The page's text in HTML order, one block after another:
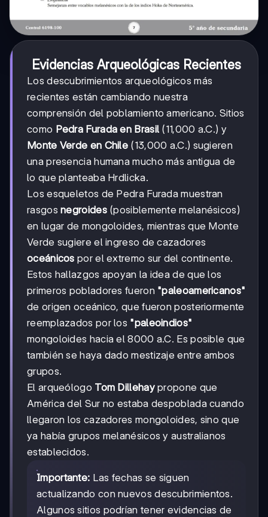
Evidencias Arqueológicas Recientes
Los descubrimientos arqueológicos más
recientes están cambiando nuestra
comprensión del poblamiento americano. Sitios
como Pedra Furada en Brasil (11,000 a.C.) y
Monte Verde en Chile (13,000 a.C.) sugieren
una presencia humana mucho más antigua de
lo que planteaba Hrdlicka.
Los esqueletos de Pedra Furada muestran
rasgosnegroides(posiblemente melanésicos)
en lugar de mongoloides, mientras que Monte
Verde sugiere el ingreso de cazadores
oceánicos por el extremo sur del continente.
Estos hallazgos apoyan la idea de que los
primeros pobladores fueron "paleoamericanos"
de origen oceánico, que fueron posteriormente
reemplazados por los "paleoindios"
mongoloides hacia el 8000 a.C. Es posible que
también se haya dado mestizaje entre ambos
grupos.
El arqueólogo Tom Dillehaypropone que
América del Sur no estaba despoblada cuando
llegaron los cazadores mongoloides, sino que
ya había grupos melanésicos y australianos
establecidos.
Importante: Las fechas se siguen
actualizando con nuevos descubrimientos.
Algunos sitios podrían tener evidencias de